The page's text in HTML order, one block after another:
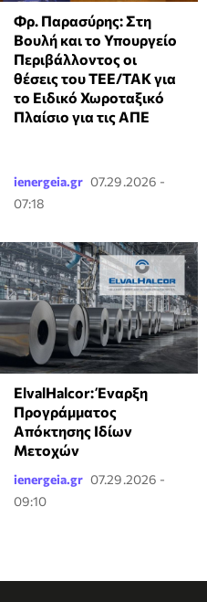
Φρ. Παρασύρης: Στη
Βουλή και το Υπουργείο
Περιβάλλοντος οι
θέσεις του ΤΕΕ/ΤΑΚ για
το Ειδικό Χωροταξικό
Πλαίσιο για τις ΑΠΕ
ienergeia.gr 07.29.2026 -
07:18
ElvalHalcor: Έναρξη
Προγράμματος
Απόκτησης Ιδίων
Μετοχών
ienergeia.gr 07.29.2026 -
09:10